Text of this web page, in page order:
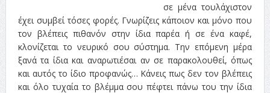
σε μένα τουλάχιστον
έχει συμβεί τόσες φορές. Γνωρίζεις κάποιον και μόνο που
τον βλέπεις πιθανόν στην ίδια παρέα ή σε ένα καφέ,
κλονίζεται το νευρικό σου σύστημα. Την επόμενη μέρα
ξανά τα ίδια και αναρωτιέσαι αν σε παρακολουθεί, όπως
και αυτός το ίδιο προφανώς… Κάνεις πως δεν τον βλέπεις
και όλο τυχαία το βλέμμα σου πέφτει πάνω του την ίδια